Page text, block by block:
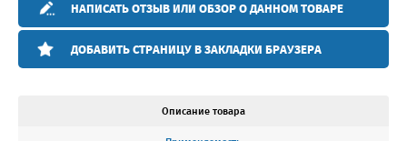
НАПИСАТЬ ОТЗЫВ ИЛИ ОБЗОР О ДАННОМ ТОВАРЕ
ДОБАВИТЬ СТРАНИЦУ В ЗАКЛАДКИ БРАУЗЕРА
Описание товара